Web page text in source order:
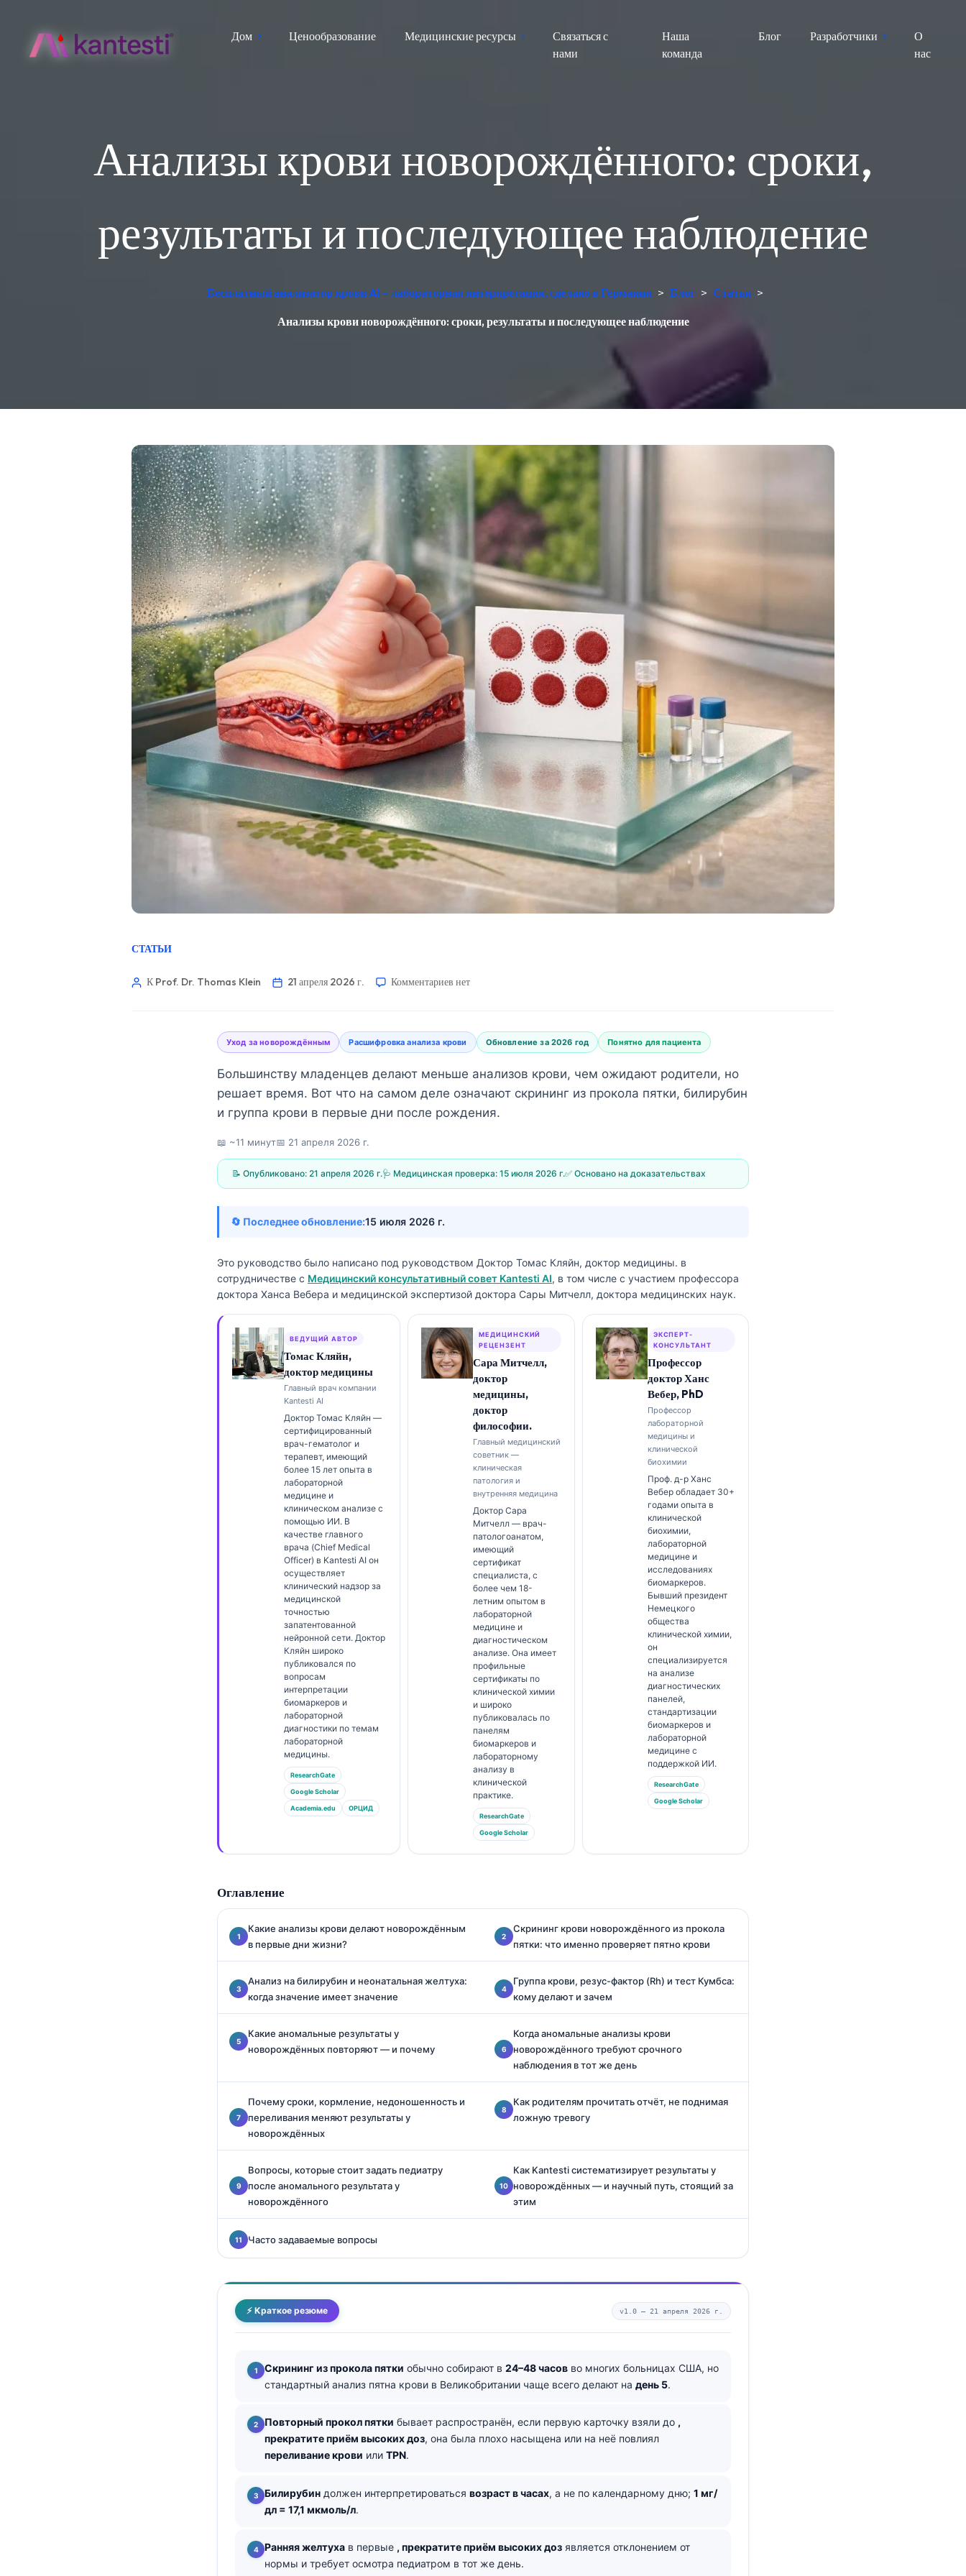
Дом Ценообразование Медицинские ресурсы
Связаться с
нами
Наша
команда
Блог Разработчики
О
нас
Анализы крови новорождённого: сроки,
результаты и последующее наблюдение
Бесплатный анализатор крови AI – лабораторная интерпретация, сделано в Германии > Блог > Статьи >
Анализы крови новорождённого: сроки, результаты и последующее наблюдение
СТАТЬИ
К Prof. Dr. Thomas Klein 21 апреля 2026 г. Комментариев нет
Уход за новорождённым Расшифровка анализа крови Обновление за 2026 год Понятно для пациента
Большинству младенцев делают меньше анализов крови, чем ожидают родители, но
решает время. Вот что на самом деле означают скрининг из прокола пятки, билирубин
и группа крови в первые дни после рождения.
📖 ~11 минут📅 21 апреля 2026 г.
📝 Опубликовано: 21 апреля 2026 г.🩺 Медицинская проверка: 15 июля 2026 г.✅ Основано на доказательствах
🔄 Последнее обновление:15 июля 2026 г.
Это руководство было написано под руководством Доктор Томас Кляйн, доктор медицины. в
сотрудничестве с Медицинский консультативный совет Kantesti AI, в том числе с участием профессора
доктора Ханса Вебера и медицинской экспертизой доктора Сары Митчелл, доктора медицинских наук.
ВЕДУЩИЙ АВТОР
Томас Кляйн,
доктор медицины
Главный врач компании
Kantesti AI
Доктор Томас Кляйн —
сертифицированный
врач-гематолог и
терапевт, имеющий
более 15 лет опыта в
лабораторной
медицине и
клиническом анализе с
помощью ИИ. В
качестве главного
врача (Chief Medical
Officer) в Kantesti AI он
осуществляет
клинический надзор за
медицинской
точностью
запатентованной
нейронной сети. Доктор
Кляйн широко
публиковался по
вопросам
интерпретации
биомаркеров и
лабораторной
диагностики по темам
лабораторной
медицины.
ResearchGate
Google Scholar
Academia.edu ОРЦИД
МЕДИЦИНСКИЙ
РЕЦЕНЗЕНТ
Сара Митчелл,
доктор
медицины,
доктор
философии.
Главный медицинский
советник —
клиническая
патология и
внутренняя медицина
Доктор Сара
Митчелл — врач-
патологоанатом,
имеющий
сертификат
специалиста, с
более чем 18-
летним опытом в
лабораторной
медицине и
диагностическом
анализе. Она имеет
профильные
сертификаты по
клинической химии
и широко
публиковалась по
панелям
биомаркеров и
лабораторному
анализу в
клинической
практике.
ResearchGate
Google Scholar
ЭКСПЕРТ-
КОНСУЛЬТАНТ
Профессор
доктор Ханс
Вебер, PhD
Профессор
лабораторной
медицины и
клинической
биохимии
Проф. д-р Ханс
Вебер обладает 30+
годами опыта в
клинической
биохимии,
лабораторной
медицине и
исследованиях
биомаркеров.
Бывший президент
Немецкого
общества
клинической химии,
он
специализируется
на анализе
диагностических
панелей,
стандартизации
биомаркеров и
лабораторной
медицине с
поддержкой ИИ.
ResearchGate
Google Scholar
Оглавление
Какие анализы крови делают новорождённым
в первые дни жизни?
Скрининг крови новорождённого из прокола
пятки: что именно проверяет пятно крови
Анализ на билирубин и неонатальная желтуха:
когда значение имеет значение
Группа крови, резус-фактор (Rh) и тест Кумбса:
кому делают и зачем
Какие аномальные результаты у
новорождённых повторяют — и почему
Когда аномальные анализы крови
новорождённого требуют срочного
наблюдения в тот же день
Почему сроки, кормление, недоношенность и
переливания меняют результаты у
новорождённых
Как родителям прочитать отчёт, не поднимая
ложную тревогу
Вопросы, которые стоит задать педиатру
после аномального результата у
новорождённого
Как Kantesti систематизирует результаты у
новорождённых — и научный путь, стоящий за
этим
Часто задаваемые вопросы
⚡ Краткое резюме v1.0 — 21 апреля 2026 г.
Скрининг из прокола пятки обычно собирают в 24–48 часов во многих больницах США, но
стандартный анализ пятна крови в Великобритании чаще всего делают на день 5.
Повторный прокол пятки бывает распространён, если первую карточку взяли до ,
прекратите приём высоких доз, она была плохо насыщена или на неё повлиял
переливание крови или TPN.
Билирубин должен интерпретироваться возраст в часах, а не по календарному дню; 1 мг/
дл = 17,1 мкмоль/л.
Ранняя желтуха в первые , прекратите приём высоких доз является отклонением от
нормы и требует осмотра педиатром в тот же день.